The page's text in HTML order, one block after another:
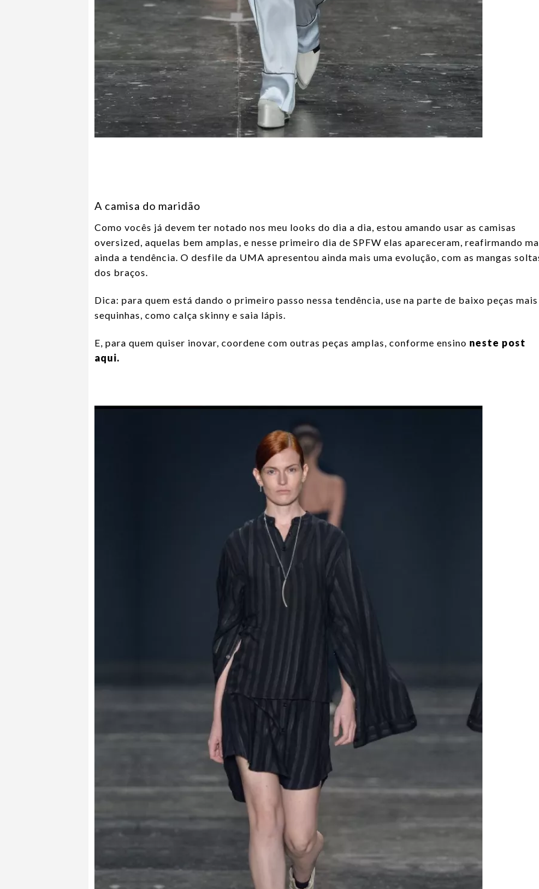
A camisa do maridão
Como vocês já devem ter notado nos meu looks do dia a dia, estou amando usar as camisas
oversized, aquelas bem amplas, e nesse primeiro dia de SPFW elas apareceram, reafirmando
ainda a tendência. O desfile da UMA apresentou ainda mais uma evolução, com as mangas
dos braços.
Dica: para quem está dando o primeiro passo nessa tendência, use na parte de baixo peças mais
sequinhas, como calça skinny e saia lápis.
E, para quem quiser inovar, coordene com outras peças amplas, conforme ensino neste post
aqui.